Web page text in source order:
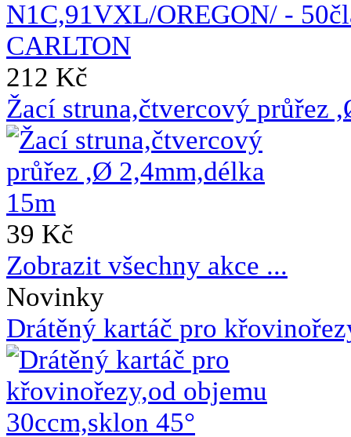
212 Kč
Žací struna,čtvercový průřez
39 Kč
Zobrazit všechny akce ...
Novinky
Drátěný kartáč pro